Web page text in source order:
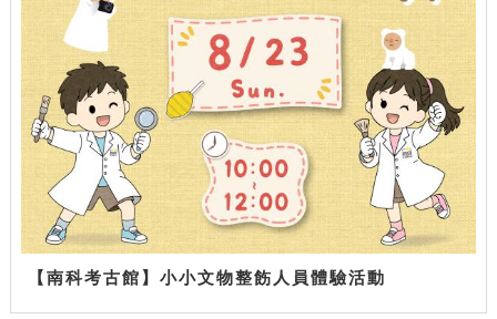
【南科考古館】小小文物整飭人員體驗活動